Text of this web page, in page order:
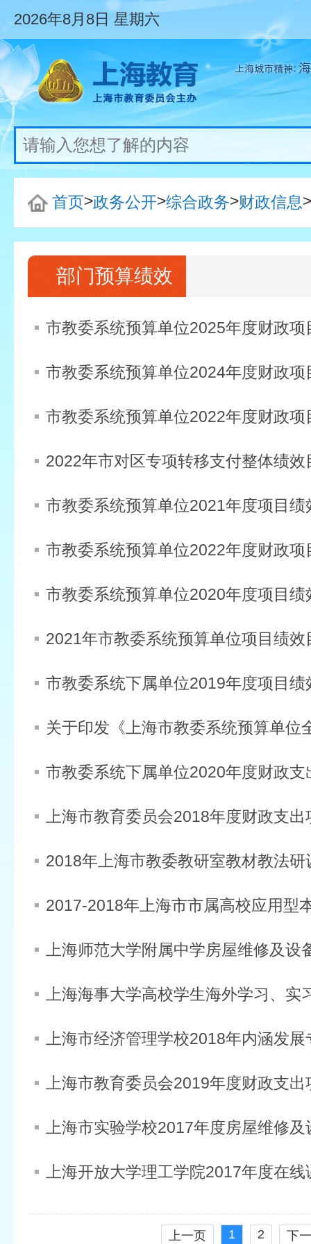
2026年8月8日 星期六
首页>政务公开>综合政务>财政信息>
部门预算绩效
市教委系统预算单位2025年度财政项
市教委系统预算单位2024年度财政项
市教委系统预算单位2022年度财政
2022年市对区专项转移支付整体绩效
市教委系统预算单位2021年度项目绩
市教委系统预算单位2022年度财政项
市教委系统预算单位2020年度项目绩
2021年市教委系统预算单位项目绩效
市教委系统下属单位2019年度项目绩
市教委系统下属单位2020年度财政支
上海市教育委员会2018年度财政支
上海市教育委员会2019年度财政支
上一页 1 2 下